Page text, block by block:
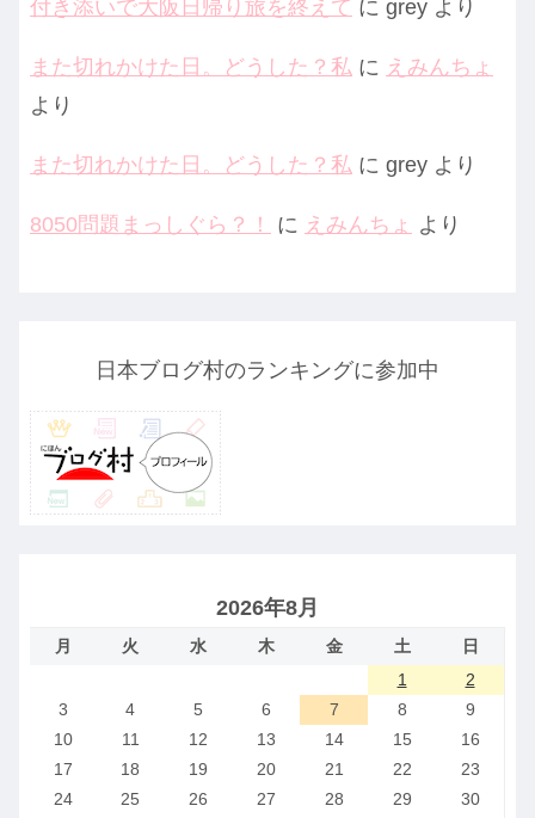
付き添いで大阪日帰り旅を終えて に grey より
また切れかけた日。どうした？私 に えみんちょ
より
また切れかけた日。どうした？私 に grey より
8050問題まっしぐら？！ に えみんちょ より
日本ブログ村のランキングに参加中
2026年8月
月 火 水 木 金 土
日
1
2
3
4 5 6 7 8
9
10
11 12 13 14 15
16
17
18 19 20 21 22
23
24
25 26 27 28 29
30